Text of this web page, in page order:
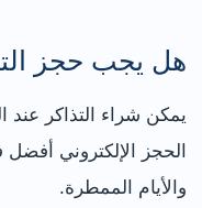
هل يجب حجز
يمكن شراء التذاكر عند
الحجز الإلكتروني
والأيام الممطرة.